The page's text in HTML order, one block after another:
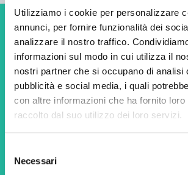
Utilizziamo i cookie per personalizzare
annunci, per fornire funzionalità dei
analizzare il nostro traffico.
informazioni sul modo in cui utilizza il
nostri partner che si occupano di analisi
pubblicità e social media, i quali
con altre informazioni che ha fornito loro
raccolto dal suo utilizzo dei loro servizi.
delNecessari
Non perderti i
eventi! Iscriviti alla
newsletter di GO!
scoprire tutte le
iniziative.
Nome *